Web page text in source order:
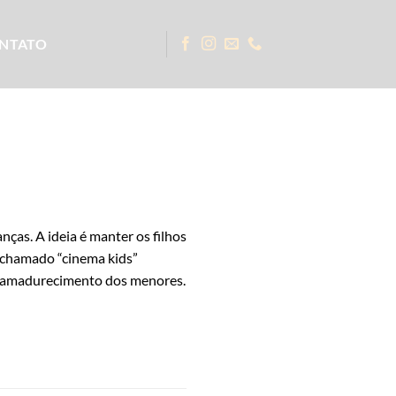
A ideia é manter os filhos
“cinema kids”
dos menores.